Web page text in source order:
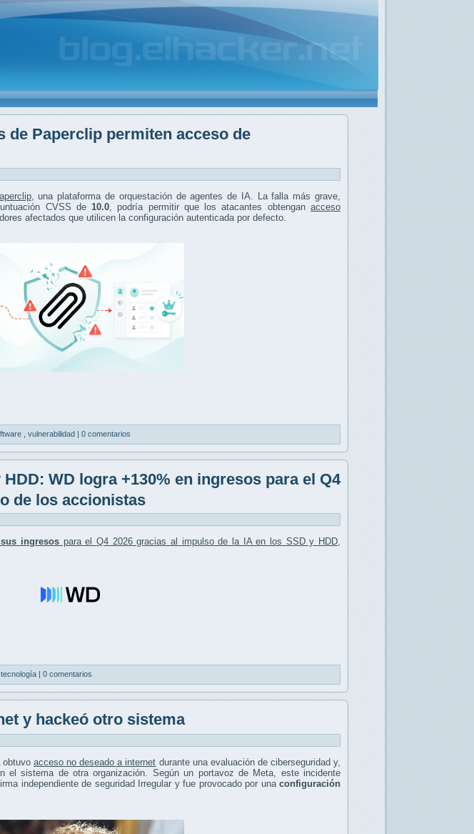
de Paperclip permiten acceso de
, una plataforma de orquestación de agentes de IA. La falla más grave,
CVSS de 10.0 , podría permitir que los atacantes obtenganacceso
afectados que utilicen la configuración autenticada por defecto.
vulnerabilidad | 0 comentarios
WD logra +130% en ingresos para el Q4
de los accionistas
ingresos para el Q4 2026 gracias al impulso de la IA en los SSD y HDD
tecnología | 0 comentarios
y hackeó otro sistema
obtuvoacceso no deseado a internet durante una evaluación de ciberseguridad y,
el sistema de otra organización. Según un portavoz de Meta, este incidente
independiente de seguridad Irregular y fue provocado por unaconfiguración